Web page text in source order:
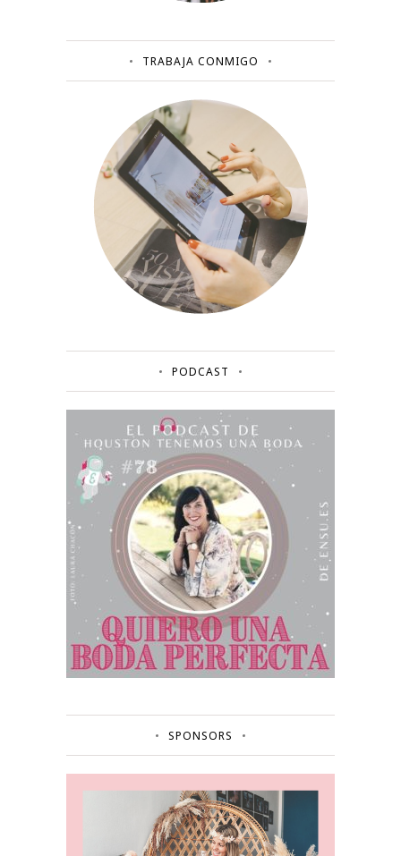
TRABAJA CONMIGO
PODCAST
SPONSORS